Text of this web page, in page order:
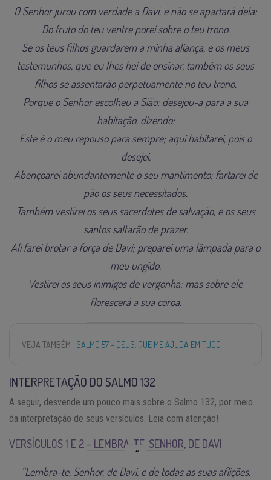
O Senhor jurou com verdade a Davi, e não se apartará dela:
Do fruto do teu ventre porei sobre o teu trono.
Se os teus filhos guardarem a minha aliança, e os meus
testemunhos, que eu lhes hei de ensinar, também os seus
filhos se assentarão perpetuamente no teu trono.
Porque o Senhor escolheu a Sião; desejou-a para a sua
habitação, dizendo:
Este é o meu repouso para sempre; aqui habitarei, pois o
desejei.
Abençoarei abundantemente o seu mantimento; fartarei de
pão os seus necessitados.
Também vestirei os seus sacerdotes de salvação, e os seus
santos saltarão de prazer.
Ali farei brotar a força de Davi; preparei uma lâmpada para o
meu ungido.
Vestirei os seus inimigos de vergonha; mas sobre ele
florescerá a sua coroa.
VEJA TAMBÉM SALMO 57 – DEUS, QUE ME AJUDA EM TUDO
INTERPRETAÇÃO DO SALMO 132
A seguir, desvende um pouco mais sobre o Salmo 132, por meio
da interpretação de seus versículos. Leia com atenção!
VERSÍCULOS 1 E 2 – LEMBRA-TE, SENHOR, DE DAVI
“Lembra-te, Senhor, de Davi, e de todas as suas aflições.